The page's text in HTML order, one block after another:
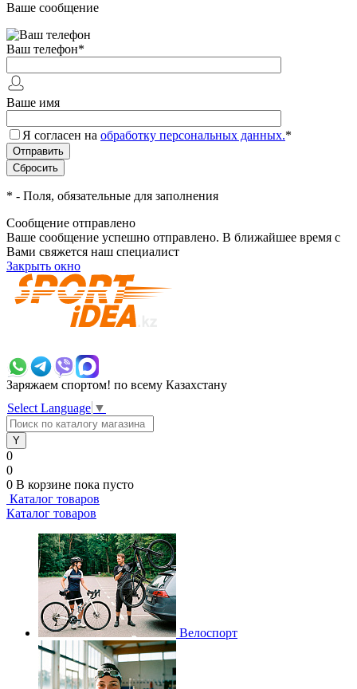
Ваше сообщение
Ваш телефон*
Ваше имя
Я согласен на обработку персональных данных.*
* - Поля, обязательные для заполнения
Сообщение отправлено
Ваше сообщение успешно отправлено. В ближайшее время с
Вами свяжется наш специалист
Закрыть окно
Заряжаем спортом! по всему Казахстану
Select Language ▼
0
0
0 В корзине пока пусто
Каталог товаров
Каталог товаров
Велоспорт